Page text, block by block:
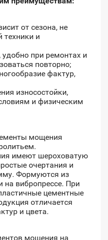
от сезона, не
техники и
при ремонтах и
повторно;
фактур,
износостойки,
и физическим
мощения
имеют шероховатую
очертания и
Формуются из
на вибропрессе. При
цементные
отличается
и цвета.
мощения на